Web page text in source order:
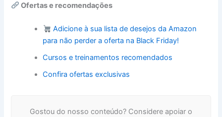
Ofertas e recomendações
Adicione à sua lista de desejos da Amazon
para não perder a oferta na Black Friday!
Cursos e treinamentos recomendados
Confira ofertas exclusivas
Gostou do nosso conteúdo? Considere apoiar o